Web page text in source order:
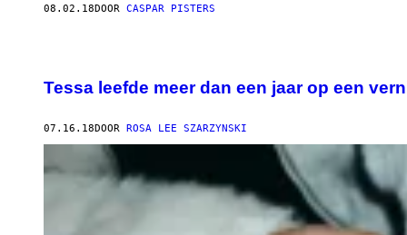
08.02.18DOOR CASPAR PISTERS
Tessa leefde meer dan een jaar op een
07.16.18DOOR ROSA LEE SZARZYNSKI